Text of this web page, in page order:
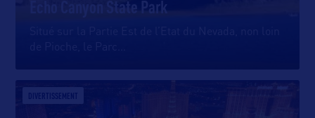
Echo Canyon State Park
DIVERTISSEMENT